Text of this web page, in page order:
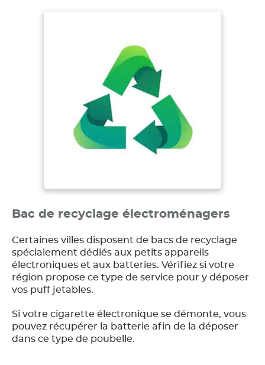
Bac de recyclage électroménagers
Certaines villes disposent de bacs de recyclage
spécialement dédiés aux petits appareils
électroniques et aux batteries. Vérifiez si votre
région propose ce type de service pour y déposer
vos puff jetables.
Si votre cigarette électronique se démonte, vous
pouvez récupérer la batterie afin de la déposer
dans ce type de poubelle.